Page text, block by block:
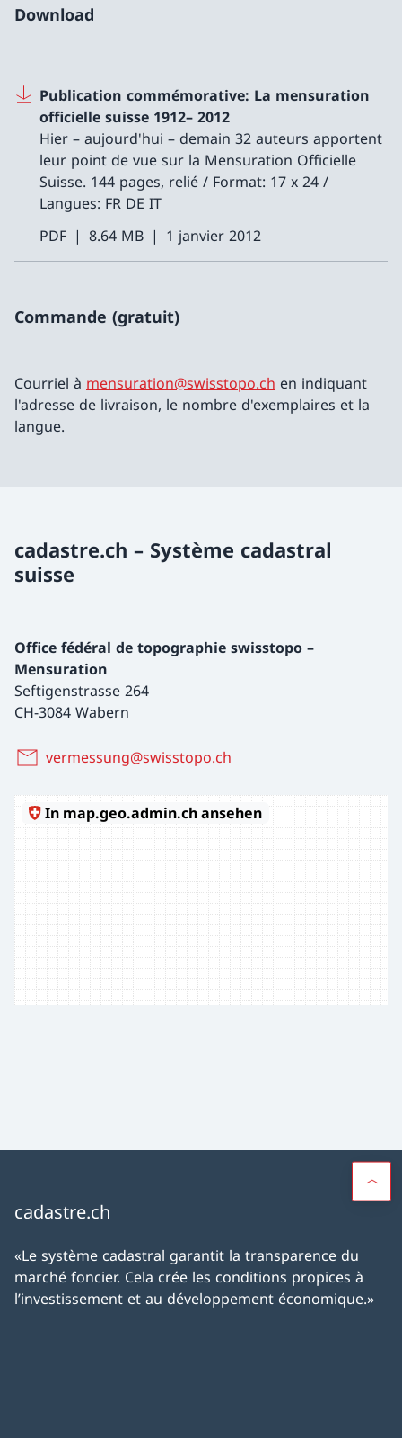
Download
Publication commémorative: La mensuration
officielle suisse 1912– 2012
Hier – aujourd'hui – demain 32 auteurs apportent
leur point de vue sur la Mensuration Officielle
Suisse. 144 pages, relié / Format: 17 x 24 /
Langues: FR DE IT
PDF
8.64 MB 1 janvier 2012
Commande (gratuit)
Courriel à mensuration@swisstopo.ch en indiquant
l'adresse de livraison, le nombre d'exemplaires et la
langue.
cadastre.ch – Système cadastral
suisse
Office fédéral de topographie swisstopo –
Mensuration
Seftigenstrasse 264
CH-3084 Wabern
vermessung@swisstopo.ch
cadastre.ch
«Le système cadastral garantit la transparence du
marché foncier. Cela crée les conditions propices à
l’investissement et au développement économique.»